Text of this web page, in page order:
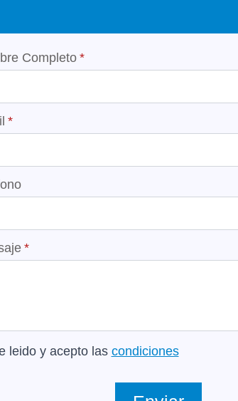
Completo *
*
*
leido y acepto las condiciones